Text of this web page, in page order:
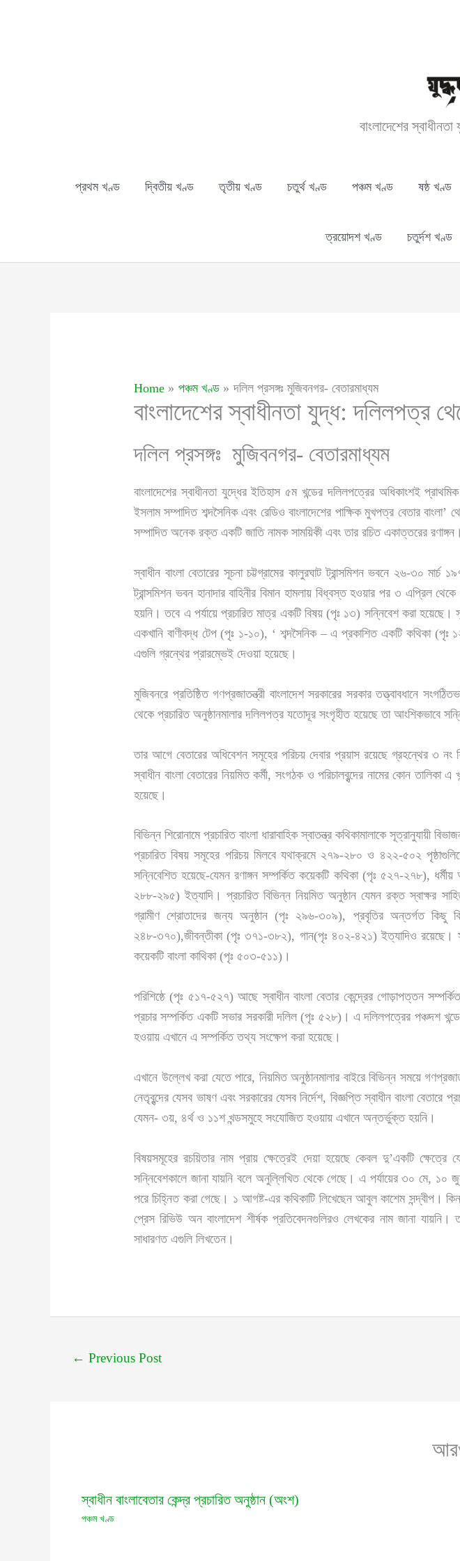
বাংলাদেশের
প্রথম খণ্ড দ্বিতীয় খণ্ড তৃতীয় খণ্ড চতুর্থ খণ্ড পঞ্চম খণ্ড ষষ্ঠ খণ্ড
ত্রয়োদশ খণ্ড চতুর্দশ খণ্ড
Home পঞ্চম খণ্ড দলিল প্রসঙ্গঃ মুজিবনগর- বেতারমাধ্যম
বাংলাদেশের স্বাধীনতা যুদ্ধ: দলিলপত্র
দলিল প্রসঙ্গঃ মুজিবনগর- বেতারমাধ্যম
বাংলাদেশের স্বাধীনতা যুদ্ধের ইতিহাস ৫ম খন্ডের দলিলপত্রের অধিকাংশই
ইসলাম সম্পাদিত শব্দসৈনিক এবং রেডিও বাংলাদেশের পাক্ষিক মুখপত্র বেতার
সম্পাদিত অনেক রক্ত একটি জাতি নামক সাময়িকী এবং তার রচিত একাত্তরের
স্বাধীন বাংলা বেতারের সূচনা চট্টগ্রামের কালুরঘাট ট্রান্সমিশন ভবনে ২৬-৩০
ট্রান্সমিশন ভবন হানাদার বাহিনীর বিমান হামলায় বিধ্বস্ত হওয়ার পর ৩ এপ্রিল
হয়নি। তবে এ পর্যায়ে প্রচারিত মাত্র একটি বিষয় (পৃঃ ১৩) সন্নিবেশ করা হয়েছে।
একখানি বাণীবদ্ধ টেপ (পৃঃ ১-১০), ‘ শব্দসৈনিক – এ প্রকাশিত একটি কথিকা (পৃঃ
এগুলি গ্রন্থের প্রারম্ভেই দেওয়া হয়েছে।
মুজিবনরে প্রতিষ্ঠিত গণপ্রজাতন্ত্রী বাংলাদেশ সরকারের সরকার তত্ত্বাবধানে
থেকে প্রচারিত অনুষ্ঠানমালার দলিলপত্র যতোদূর সংগৃহীত হয়েছে তা আংশিকভাবে
তার আগে বেতারের অধিবেশন সমূহের পরিচয় দেবার প্রয়াস রয়েছে গ্রহন্থের ৩
স্বাধীন বাংলা বেতারের নিয়মিত কর্মী, সংগঠক ও পরিচালবৃন্দের নামের কোন
হয়েছে।
বিভিন্ন শিরোনামে প্রচারিত বাংলা ধারাবাহিক স্বাতন্ত্র কথিকামালাকে সূত্রানুযায়ী
প্রচারিত বিষয় সমূহের পরিচয় মিলবে যথাক্রমে ২৭৯-২৮০ ও ৪২২-৫০২
সন্নিবেশিত হয়েছে-যেমন রণাঙ্গন সম্পর্কিত কয়েকটি কথিকা (পৃঃ ৫২৭-২৭৮),
২৮৮-২৯৫) ইত্যাদি। প্রচারিত বিভিন্ন নিয়মিত অনুষ্ঠান যেমন রক্ত স্বাক্ষর
গ্রামীণ শ্রোতাদের জন্য অনুষ্ঠান (পৃঃ ২৯৬-৩০৯), প্রবৃতির অন্তর্গত কিছু
২৪৮-৩৭০),জীবন্তীকা (পৃঃ ৩৭১-৩৮২), গান(পৃঃ ৪০২-৪২১) ইত্যাদিও রয়েছে।
কয়েকটি বাংলা কাথিকা (পৃঃ ৫০৩-৫১১)।
পরিশিষ্ঠে (পৃঃ ৫১৭-৫২৭) আছে স্বাধীন বাংলা বেতার কেন্দ্রের গোড়াপত্তন
প্রচার সম্পর্কিত একটি সভার সরকারী দলিল (পৃঃ ৫২৮)। এ দলিলপত্রের পঞ্চদশ খন্ডে
হওয়ায় এখানে এ সম্পর্কিত তথ্য সংক্ষেপ করা হয়েছে।
এখানে উল্লেখ করা যেতে পারে, নিয়মিত অনুষ্ঠানমালার বাইরে বিভিন্ন সময়ে
নেতৃবৃন্দের যেসব ভাষণ এবং সরকারের যেসব নির্দেশ, বিজ্ঞপ্তি স্বাধীন বাংলা
যেমন- ৩য়, ৪র্থ ও ১১শ খন্ডসমুহে সংযোজিত হওয়ায় এখানে অন্তর্ভুক্ত হয়নি।
বিষয়সমূহের রচয়িতার নাম প্রায় ক্ষেত্রেই দেয়া হয়েছে কেবল দু’একটি
সন্নিবেশকালে জানা যায়নি বলে অনুল্লিখিত থেকে গেছে। এ পর্যায়ের ৩০ মে,
পরে চিহ্নিত করা গেছে। ১ আগষ্ট-এর কথিকাটি লিখেছেন আবুল কাশেম সন্দ্বীপ।
প্রেস রিভিউ অন বাংলাদেশ শীর্ষক প্রতিবেদনগুলিরও লেখকের নাম জানা
সাধারণত এগুলি লিখতেন।
← Previous Post
স্বাধীন বাংলাবেতার কেন্দ্র প্রচারিত অনুষ্ঠান (অংশ)
পঞ্চম খণ্ড